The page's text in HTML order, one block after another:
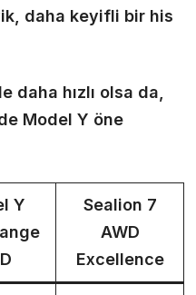
daha keyifli bir his
daha hızlı olsa da,
Model Y öne
Y
Sealion 7
AWD
Excellence